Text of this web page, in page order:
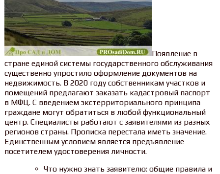
Появление в
стране единой системы государственного обслуживания
существенно упростило оформление документов на
недвижимость. В 2020 году собственникам участков и
помещений предлагают заказать кадастровый паспорт
в МФЦ. С введением экстерриториального принципа
граждане могут обратиться в любой функциональный
центр. Специалисты работают с заявителями из разных
регионов страны. Прописка перестала иметь значение.
Единственным условием является предъявление
посетителем удостоверения личности.
Что нужно знать заявителю: общие правила и